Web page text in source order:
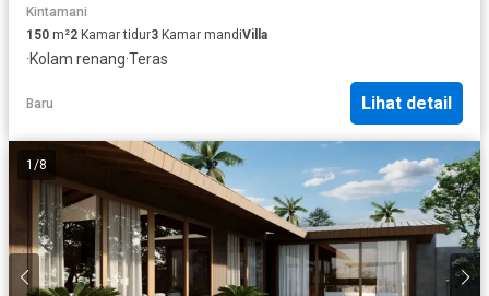
Kintamani
150 m²2 Kamar tidur3 Kamar mandiVilla
·Kolam renang·Teras
Baru Lihat detail
1 /8